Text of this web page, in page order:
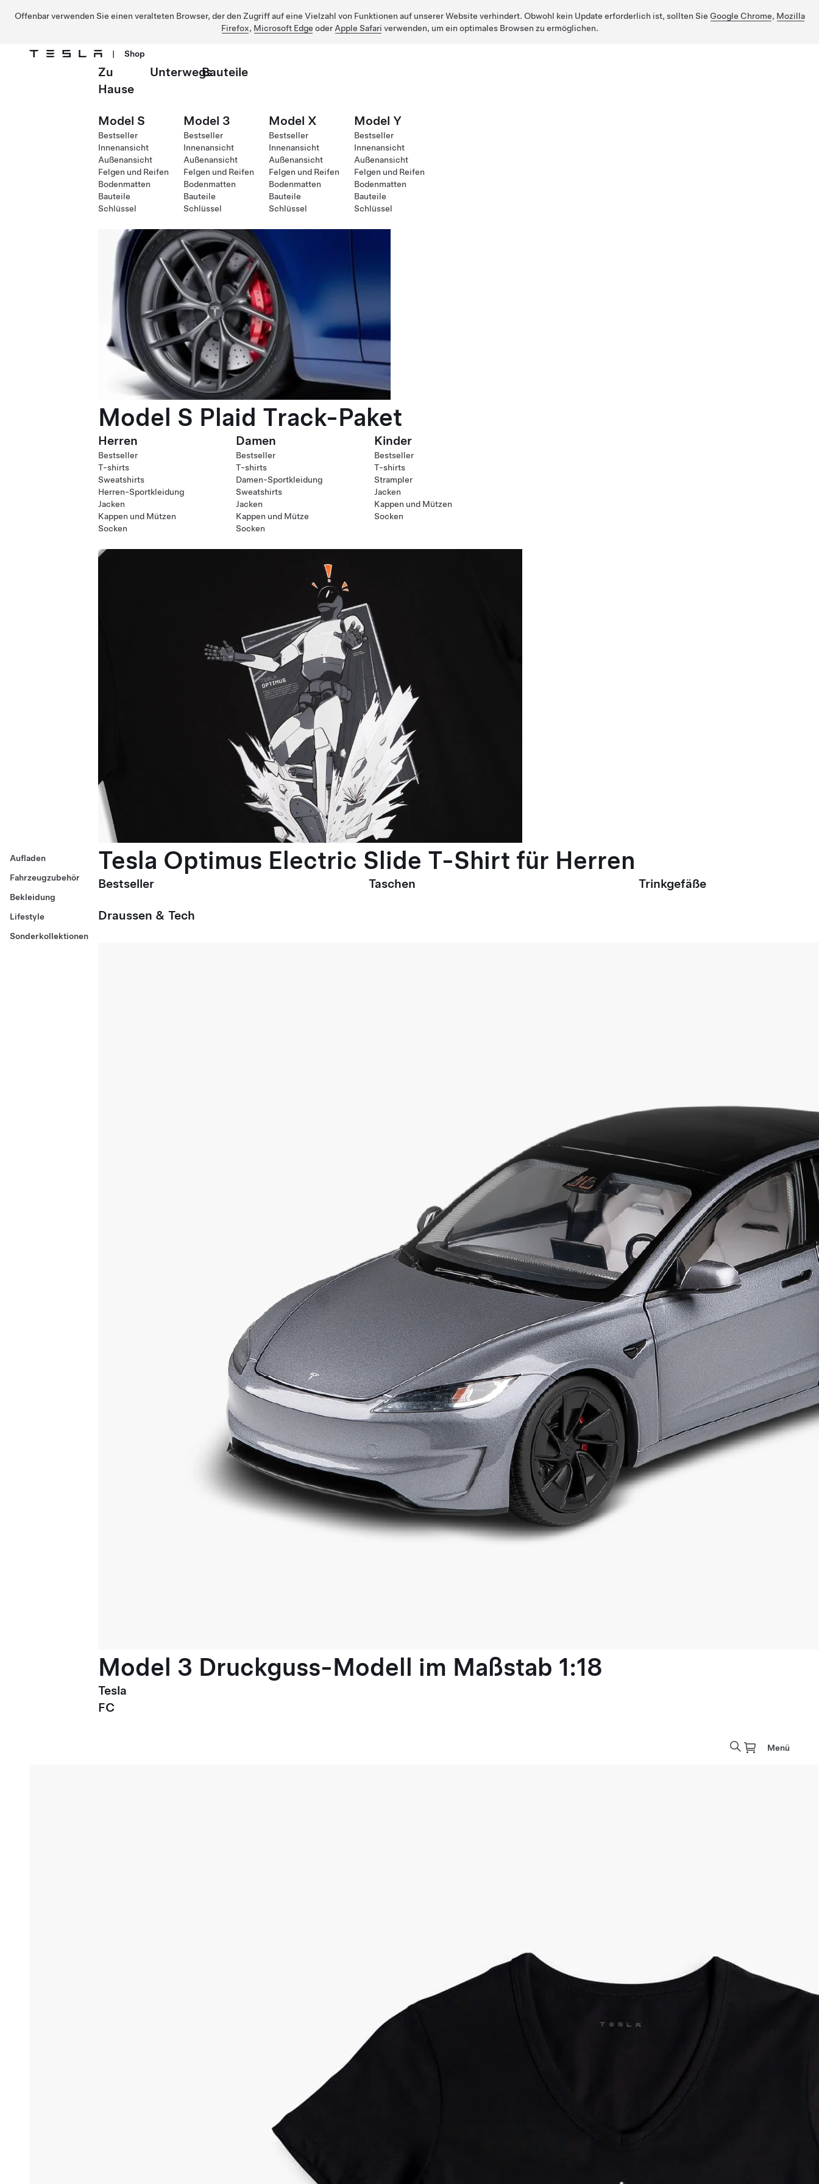
Offenbar verwenden Sie einen veralteten Browser, der den Zugriff auf eine Vielzahl von Funktionen auf unserer Website verhindert. Obwohl kein Update erforderlich ist, sollten Sie Google Chrome, Mozilla
Firefox, Microsoft Edge oder Apple Safari verwenden, um ein optimales Browsen zu ermöglichen.
| Shop
Aufladen
Fahrzeugzubehör
Bekleidung
Lifestyle
Sonderkollektionen
Zu
Hause
UnterwegsBauteile
Model S
Bestseller
Innenansicht
Außenansicht
Felgen und Reifen
Bodenmatten
Bauteile
Schlüssel
Model 3
Bestseller
Innenansicht
Außenansicht
Felgen und Reifen
Bodenmatten
Bauteile
Schlüssel
Model X
Bestseller
Innenansicht
Außenansicht
Felgen und Reifen
Bodenmatten
Bauteile
Schlüssel
Model Y
Bestseller
Innenansicht
Außenansicht
Felgen und Reifen
Bodenmatten
Bauteile
Schlüssel
Model S Plaid Track-Paket
Herren
Bestseller
T-shirts
Sweatshirts
Herren-Sportkleidung
Jacken
Kappen und Mützen
Socken
Damen
Bestseller
T-shirts
Damen-Sportkleidung
Sweatshirts
Jacken
Kappen und Mütze
Socken
Kinder
Bestseller
T-shirts
Strampler
Jacken
Kappen und Mützen
Socken
Tesla Optimus Electric Slide T-Shirt für Herren
Bestseller Taschen Trinkgefäße
Draussen & Tech
Model 3 Druckguss-Modell im Maßstab 1:18
Tesla
FC
Menü